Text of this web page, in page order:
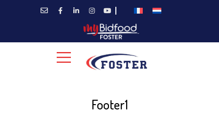
Footer1